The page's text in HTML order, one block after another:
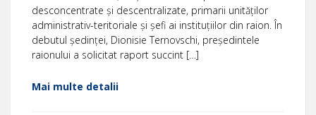
desconcentrate și descentralizate, primarii unităților
administrativ-teritoriale și șefi ai instituțiilor din raion. În
debutul ședinței, Dionisie Ternovschi, președintele
raionului a solicitat raport succint […]
Mai multe detalii